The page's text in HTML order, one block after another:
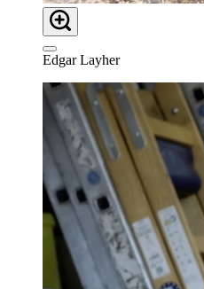
Edgar Layher